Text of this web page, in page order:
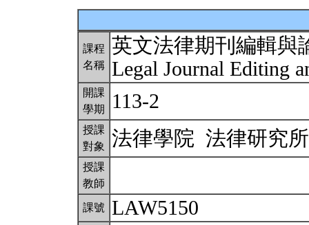
課程
名稱
英文法律期刊編輯與
Legal Journal Editing
開課
學期
113-2
授課
對象
法律學院 法律研究
授課
教師
課號 LAW5150